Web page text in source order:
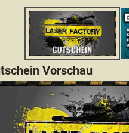
Vorschau